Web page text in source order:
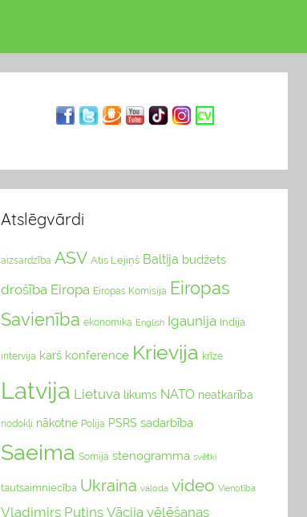
Atslēgvārdi
aizsardzība ASV Atis Lejiņš Baltija budžets
drošība Eiropa Eiropas Komisija Eiropas
Savienība ekonomika English Igaunija Indija
intervija karš konference Krievija krīze
Latvija Lietuva likums NATO neatkarība
nodokļi nākotne Polija PSRS sadarbība
Saeima Somija stenogramma svētki
tautsaimniecība Ukraina valoda video Vienotība
Vladimirs Putins Vācija vēlēšanas